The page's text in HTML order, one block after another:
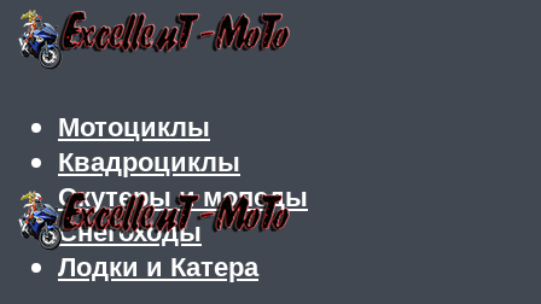
Мотоциклы
Квадроциклы
Скутеры и мопеды
Снегоходы
Лодки и Катера